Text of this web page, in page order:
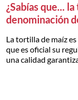
¿Sabías que...
denominación
La tortilla de maíz
que es oficial su
una calidad